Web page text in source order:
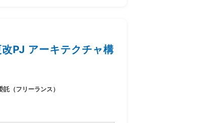
PJ アーキテクチャ構
託（フリーランス）